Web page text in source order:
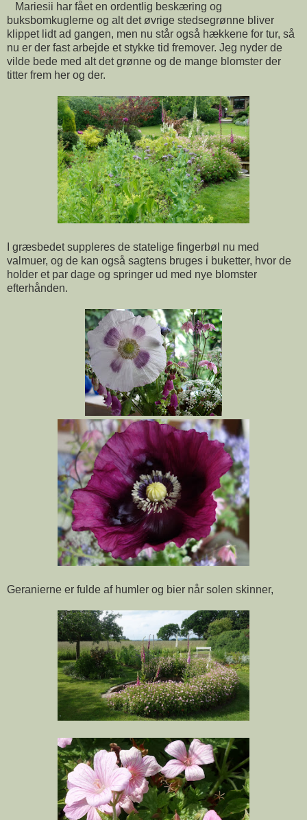
Mariesii har fået en ordentlig beskæring og
buksbomkuglerne og alt det øvrige stedsegrønne bliver
klippet lidt ad gangen, men nu står også hækkene for tur, så
nu er der fast arbejde et stykke tid fremover. Jeg nyder de
vilde bede med alt det grønne og de mange blomster der
titter frem her og der.
I græsbedet suppleres de statelige fingerbøl nu med
valmuer, og de kan også sagtens bruges i buketter, hvor de
holder et par dage og springer ud med nye blomster
efterhånden.
Geranierne er fulde af humler og bier når solen skinner,